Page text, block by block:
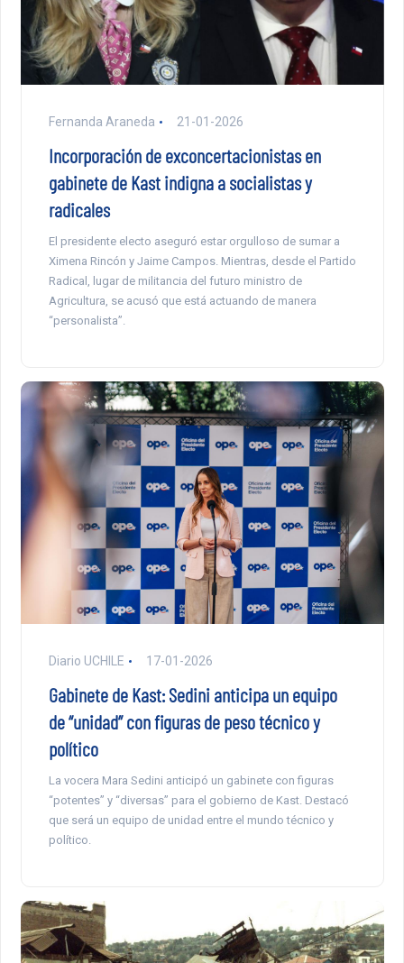
Fernanda Araneda 21-01-2026
Incorporación de exconcertacionistas en
gabinete de Kast indigna a socialistas y
radicales
El presidente electo aseguró estar orgulloso de sumar a
Ximena Rincón y Jaime Campos. Mientras, desde el Partido
Radical, lugar de militancia del futuro ministro de
Agricultura, se acusó que está actuando de manera
“personalista”.
Diario UCHILE 17-01-2026
Gabinete de Kast: Sedini anticipa un equipo
de “unidad” con figuras de peso técnico y
político
La vocera Mara Sedini anticipó un gabinete con figuras
“potentes” y “diversas” para el gobierno de Kast. Destacó
que será un equipo de unidad entre el mundo técnico y
político.